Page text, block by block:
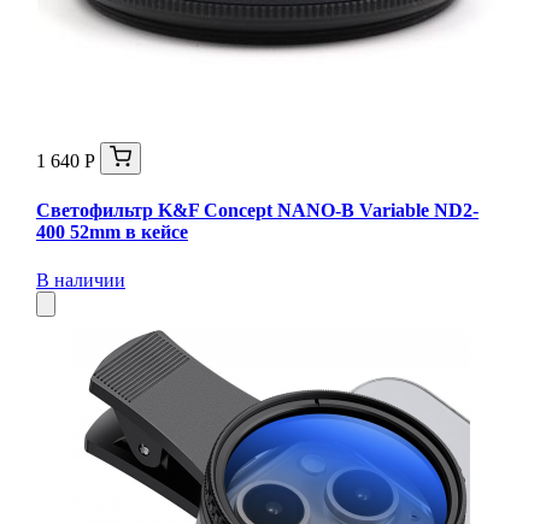
1 640 Р
Светофильтр K&F Concept NANO-B Variable ND2-
400 52mm в кейсе
В наличии